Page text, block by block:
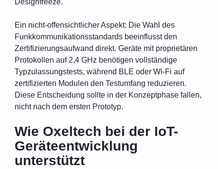
Ein nicht-offensichtlicher Aspekt: Die Wahl des
Funkkommunikationsstandards beeinflusst den
Zertifizierungsaufwand direkt. Geräte mit proprietären
Protokollen auf 2,4 GHz benötigen vollständige
Typzulassungstests, während BLE oder Wi-Fi auf
zertifizierten Modulen den Testumfang reduzieren.
Diese Entscheidung sollte in der Konzeptphase fallen,
nicht nach dem ersten Prototyp.
Wie Oxeltech bei der IoT-
Geräteentwicklung
unterstützt